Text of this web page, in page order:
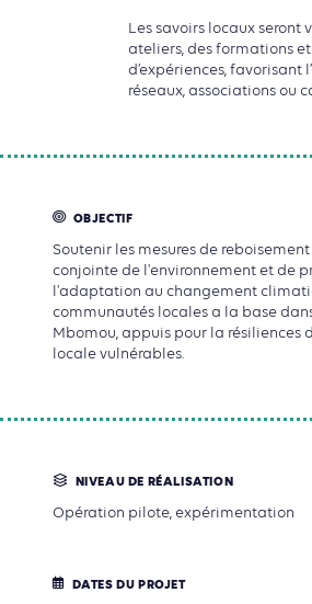
Les savoirs locaux seront
ateliers, des formations
d’expériences, favorisant
réseaux, associations ou
OBJECTIF
Soutenir les mesures de
conjointe de l'environnement et de
l'adaptation au changement
communautés locales a la base
Mbomou, appuis pour la résiliences
locale vulnérables.
NIVEAU DE RÉALISATION
Opération pilote, expérimentation
DATES DU PROJET